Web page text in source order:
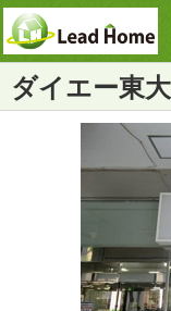
ダイエー東